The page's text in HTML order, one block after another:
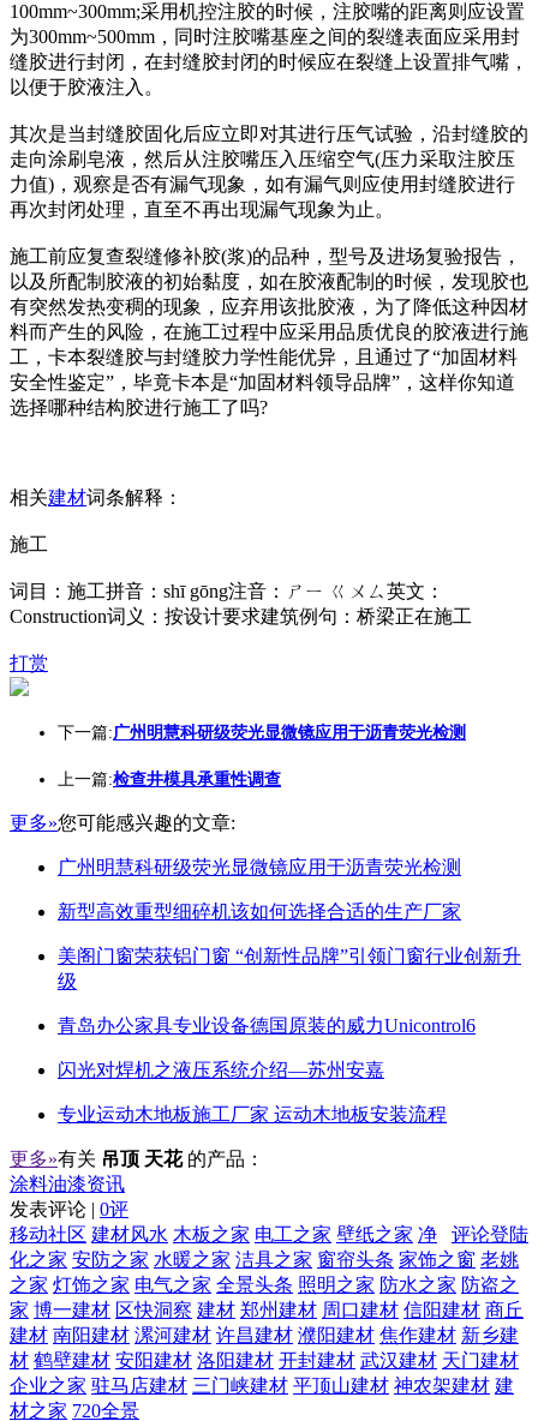
100mm~300mm;采用机控注胶的时候，注胶嘴的距离则应设置
为300mm~500mm，同时注胶嘴基座之间的裂缝表面应采用封
缝胶进行封闭，在封缝胶封闭的时候应在裂缝上设置排气嘴，
以便于胶液注入。
其次是当封缝胶固化后应立即对其进行压气试验，沿封缝胶的
走向涂刷皂液，然后从注胶嘴压入压缩空气(压力采取注胶压
力值)，观察是否有漏气现象，如有漏气则应使用封缝胶进行
再次封闭处理，直至不再出现漏气现象为止。
施工前应复查裂缝修补胶(浆)的品种，型号及进场复验报告，
以及所配制胶液的初始黏度，如在胶液配制的时候，发现胶也
有突然发热变稠的现象，应弃用该批胶液，为了降低这种因材
料而产生的风险，在施工过程中应采用品质优良的胶液进行施
工，卡本裂缝胶与封缝胶力学性能优异，且通过了“加固材料
安全性鉴定”，毕竟卡本是“加固材料领导品牌”，这样你知道
选择哪种结构胶进行施工了吗?
相关建材词条解释：
施工
词目：施工拼音：shī gōng注音：ㄕㄧ ㄍㄨㄙ英文：
Construction词义：按设计要求建筑例句：桥梁正在施工
打赏
下一篇:广州明慧科研级荧光显微镜应用于沥青荧光检测
上一篇:检查井模具承重性调查
更多»您可能感兴趣的文章:
广州明慧科研级荧光显微镜应用于沥青荧光检测
新型高效重型细碎机该如何选择合适的生产厂家
美阁门窗荣获铝门窗 “创新性品牌”引领门窗行业创新升
级
青岛办公家具专业设备德国原装的威力Unicontrol6
闪光对焊机之液压系统介绍—苏州安嘉
专业运动木地板施工厂家 运动木地板安装流程
更多»有关 吊顶 天花 的产品：
涂料油漆资讯
发表评论 | 0评
评论登陆
移动社区 建材风水 木板之家 电工之家 壁纸之家 净
化之家 安防之家 水暖之家 洁具之家 窗帘头条 家饰之窗 老姚
之家 灯饰之家 电气之家 全景头条 照明之家 防水之家 防盗之
家 博一建材 区快洞察 建材 郑州建材 周口建材 信阳建材 商丘
建材 南阳建材 漯河建材 许昌建材 濮阳建材 焦作建材 新乡建
材 鹤壁建材 安阳建材 洛阳建材 开封建材 武汉建材 天门建材
企业之家 驻马店建材 三门峡建材 平顶山建材 神农架建材 建
材之家 720全景